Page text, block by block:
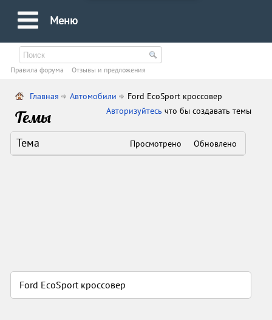
Меню
Правила форума Oтзывы и предложения
Главная Автомобили
Ford EcoSport кроссовер
Авторизуйтесь что бы создавать темы
Темы
Тема Просмотрено Обновлено
Ford EcoSport кроссовер